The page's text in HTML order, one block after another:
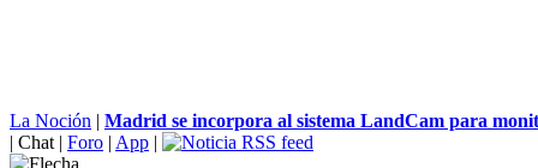
La Noción | Madrid se incorpora al sistema LandCam para
| Chat | Foro | App |